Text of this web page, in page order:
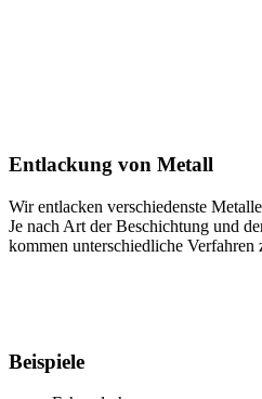
Entlackung von Metall
Wir entlacken verschiedenste
Je nach Art der Beschichtung und
kommen unterschiedliche Verfahren
Beispiele